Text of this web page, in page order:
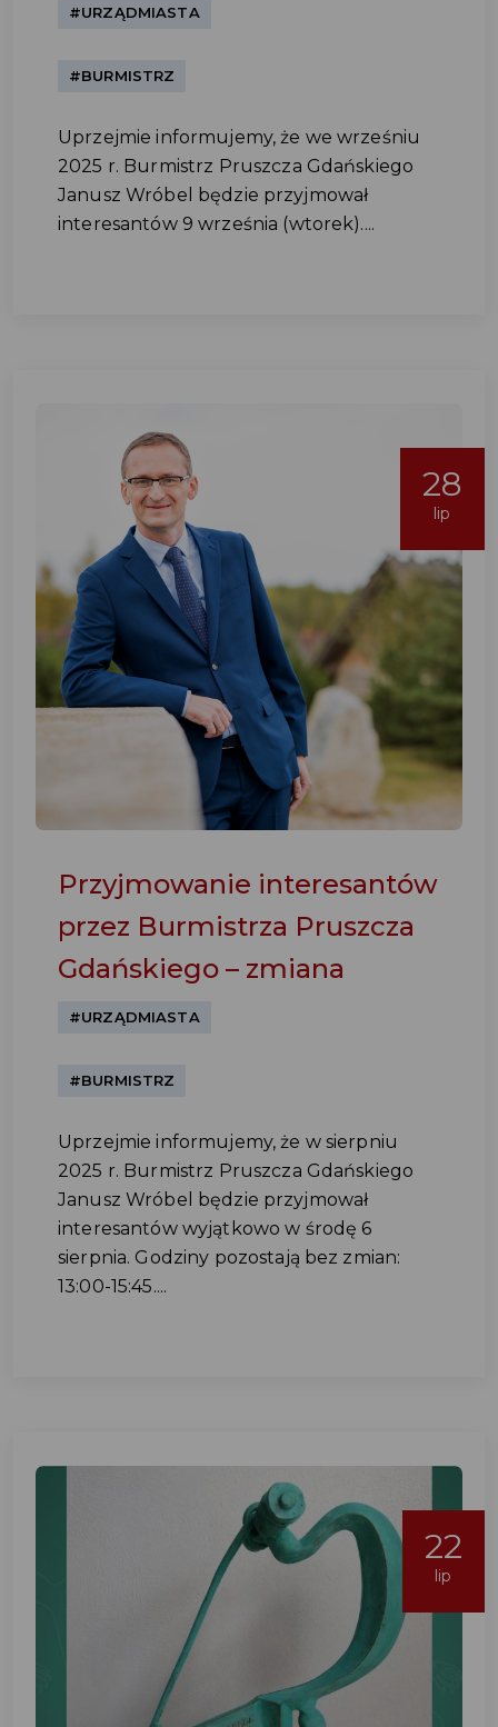
#URZĄDMIASTA
#BURMISTRZ
Uprzejmie informujemy, że we wrześniu
2025 r. Burmistrz Pruszcza Gdańskiego
Janusz Wróbel będzie przyjmował
interesantów 9 września (wtorek)....
28
lip
Przyjmowanie interesantów
przez Burmistrza Pruszcza
Gdańskiego – zmiana
#URZĄDMIASTA
#BURMISTRZ
Uprzejmie informujemy, że w sierpniu
2025 r. Burmistrz Pruszcza Gdańskiego
Janusz Wróbel będzie przyjmował
interesantów wyjątkowo w środę 6
sierpnia. Godziny pozostają bez zmian:
13:00-15:45....
22
lip